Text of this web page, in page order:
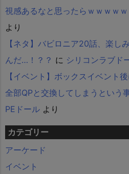
視感あるなと思ったらｗｗｗｗｗ
より
【ネタ】バビロニア20話、楽し
んだ…！？？ に シリコンラブド
【イベント】ボックスイベント
全部QPと交換してしまうという
PEドール より
カテゴリー
アーケード
イベント